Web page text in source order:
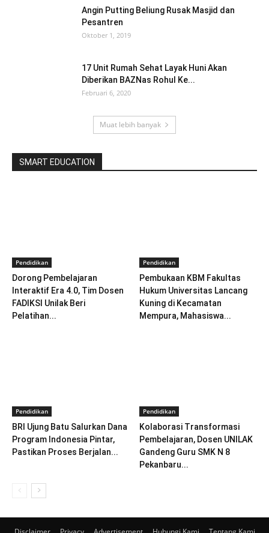
Angin Putting Beliung Rusak Masjid dan
Pesantren
Oktober 1, 2019
17 Unit Rumah Sehat Layak Huni Akan
Diberikan BAZNas Rohul Ke...
Februari 6, 2020
Muat lebih banyak
SMART EDUCATION
Pendidikan
Dorong Pembelajaran
Interaktif Era 4.0, Tim Dosen
FADIKSI Unilak Beri
Pelatihan...
Pendidikan
Pembukaan KBM Fakultas
Hukum Universitas Lancang
Kuning di Kecamatan
Mempura, Mahasiswa...
Pendidikan
BRI Ujung Batu Salurkan Dana
Program Indonesia Pintar,
Pastikan Proses Berjalan...
Pendidikan
Kolaborasi Transformasi
Pembelajaran, Dosen UNILAK
Gandeng Guru SMK N 8
Pekanbaru...